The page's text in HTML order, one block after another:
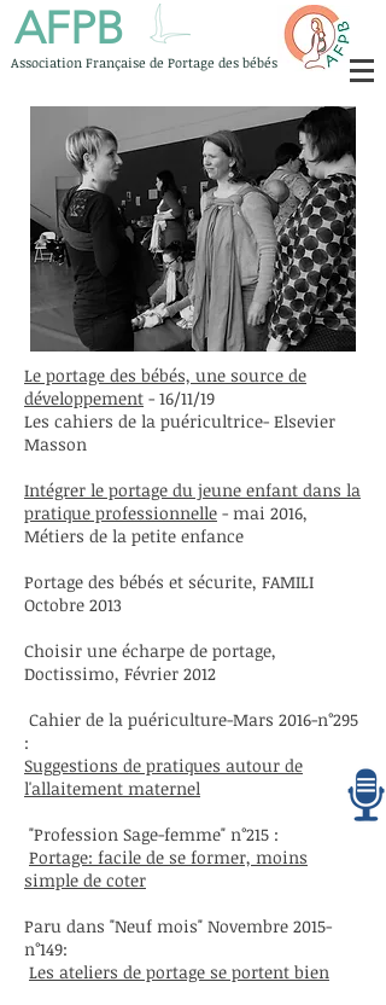
AFPB
Association Française de Portage des bébés
Le portage des bébés, une source de
développement - 16/11/19
Les cahiers de la puéricultrice- Elsevier
Masson
Intégrer le portage du jeune enfant dans la
pratique professionnelle - mai 2016,
Métiers de la petite enfance
Portage des bébés et sécurite, FAMILI
Octobre 2013
Choisir une écharpe de portage,
Doctissimo, Février 2012
Cahier de la puériculture-Mars 2016-n°295
:
Suggestions de pratiques autour de
l'allaitement maternel
"Profession Sage-femme" n°215 :
Portage: facile de se former, moins
simple de coter
Paru dans "Neuf mois" Novembre 2015-
n°149:
Les ateliers de portage se portent bien